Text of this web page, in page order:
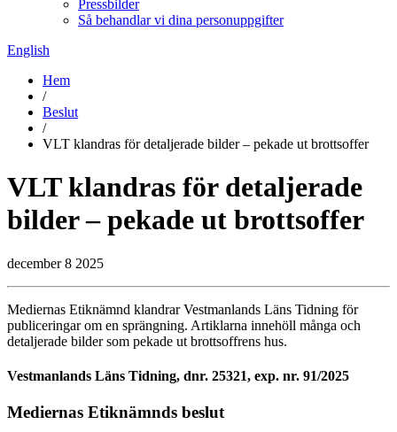
Pressbilder
Så behandlar vi dina personuppgifter
English
Hem
/
Beslut
/
VLT klandras för detaljerade bilder – pekade ut brottsoffer
VLT klandras för detaljerade
bilder – pekade ut brottsoffer
december 8 2025
Mediernas Etiknämnd klandrar Vestmanlands Läns Tidning för
publiceringar om en sprängning. Artiklarna innehöll många och
detaljerade bilder som pekade ut brottsoffrens hus.
Vestmanlands Läns Tidning, dnr. 25321, exp. nr. 91/2025
Mediernas Etiknämnds beslut